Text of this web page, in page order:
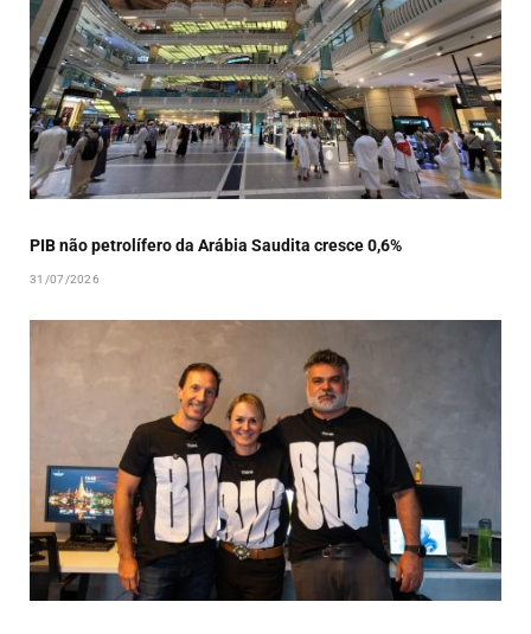
PIB não petrolífero da Arábia Saudita cresce 0,6%
31/07/2026